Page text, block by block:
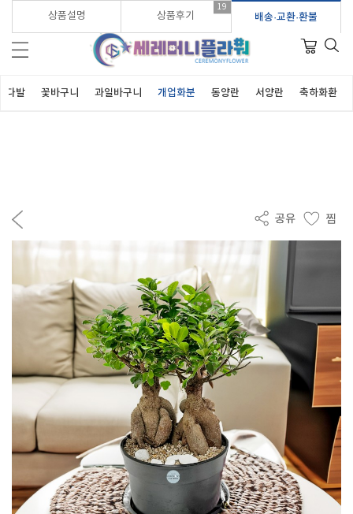
가입시 적립금 3,000원 바로지급!
다발 꽃바구니 과일바구니 개업화분 동양란 서양란 축하화환
상품설명 상품후기
19
배송·교환·환불